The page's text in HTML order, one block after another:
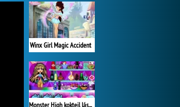
Winx Girl Magic Accident
Monster High koktejl lásky